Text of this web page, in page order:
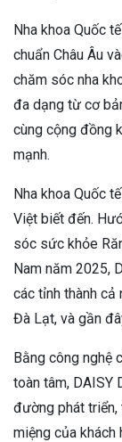
Nha khoa Quốc
chuẩn Châu Âu
chăm sóc nha
đa dạng từ cơ
cùng cộng đồng
mạnh.
Nha khoa Quốc
Việt biết đến.
sóc sức khỏe
Nam năm 2025,
các tỉnh thành cả
Đà Lạt, và gần
Bằng công nghệ
toàn tâm, DAISY
đường phát triển,
miệng của khách